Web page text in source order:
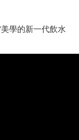
學的新一代飲水